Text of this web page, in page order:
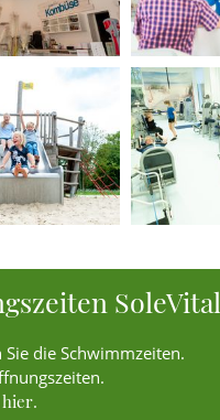
SoleVital
die Schwimmzeiten.
hier.